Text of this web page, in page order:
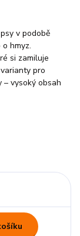
v podobě
hmyz.
si zamiluje
pro
vysoký obsah